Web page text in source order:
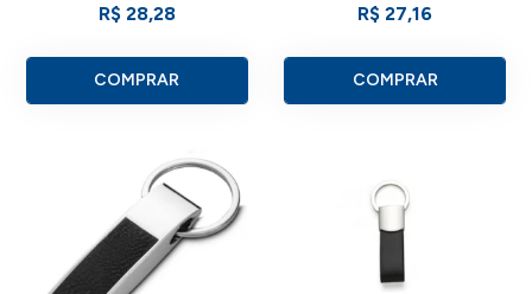
R$ 28,28
COMPRAR
R$ 27,16
COMPRAR